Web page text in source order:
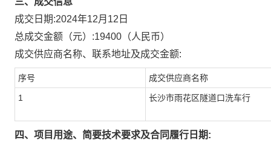
成交日期:2024年12月12日
总成交金额（元）:19400 （人民币）
成交供应商名称、联系地址及成交金额:
序号 成交供应商名称
1 长沙市雨花区隧道口洗车行
四、项目用途、简要技术要求及合同履行日期: